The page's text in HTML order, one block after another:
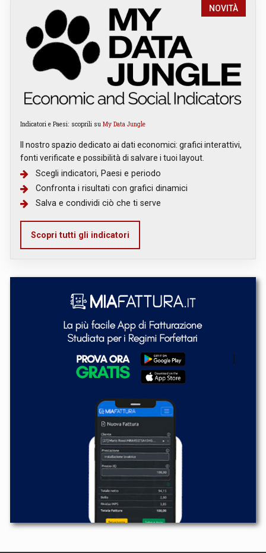
NOVITÀ
Indicatori e Paesi: scoprili su My Data Jungle
Il nostro spazio dedicato ai dati economici: grafici interattivi,
fonti verificate e possibilità di salvare i tuoi layout.
Scegli indicatori, Paesi e periodo
Confronta i risultati con grafici dinamici
Salva e condividi ciò che ti serve
Scopri tutti gli indicatori